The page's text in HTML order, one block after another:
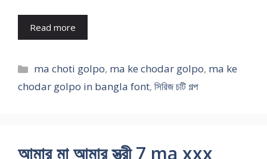
Read more
Categories
ma choti golpo, ma ke chodar golpo, ma ke
chodar golpo in bangla font, সিরিজ চটি গল্প
আমার মা আমার স্ত্রী 7 ma xxx